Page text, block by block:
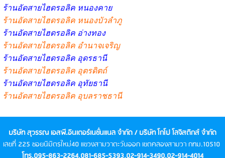
ร้านอัดสายไฮดรอลิค หนองคาย
ร้านอัดสายไฮดรอลิค หนองบัวลำภู
ร้านอัดสายไฮดรอลิค อ่างทอง
ร้านอัดสายไฮดรอลิค อำนาจเจริญ
ร้านอัดสายไฮดรอลิค อุดรธานี
ร้านอัดสายไฮดรอลิค อุตรดิตถ์
ร้านอัดสายไฮดรอลิค อุทัยธานี
ร้านอัดสายไฮดรอลิค อุบลราชธานี
บริษัท สุวรรณ เอสพี.อินเตอร์เนชั่นแนล จำกัด / บริษัท โกโป โลจิสติกส์ จำกัด
เลขที่ 225 ซอยนิมิตรใหม่40 แขวงสามวาตะวันออก เขตคลองสามวา กทม.10510